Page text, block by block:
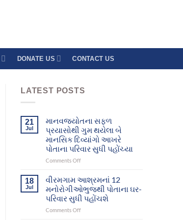
DONATE US CONTACT US
LATEST POSTS
21
Jul
માનવજ્યોતના સફળ
પ્રયાસોથી ગુમ થયેલા બે
માનસિક દિવ્યાંગો આખરે
પોતાના પરિવાર સુધી પહોંચ્યા
Comments Offon
પ્રયાસોથી
ગુમ
થયેલા
બે
18
Jul
વીરમગામ આશ્રમનાં 12
મનોરોગીઓભુજથી પોતાના ઘર-
પરિવાર સુધી પહોંચશે
Comments Offon